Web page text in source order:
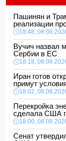
Пашинян и
реализации
18:48,
Вучич назвал
Сербии в ЕС
18:18,
Иран готов
примут
18:02,
Перекройка
сделала США
18:00,
Сенат